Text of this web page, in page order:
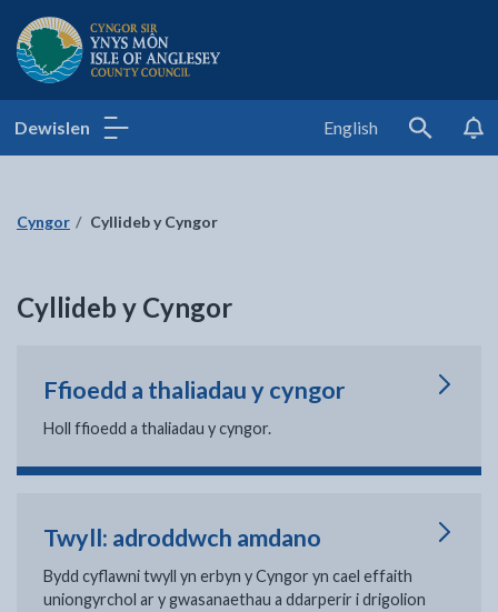
Cyngor Sir Ynys Môn
Dewislen English
Search
Cyngor Cyllideb y Cyngor
Cyllideb y Cyngor
Ffioedd a thaliadau y cyngor
Holl ffioedd a thaliadau y cyngor.
Twyll: adroddwch amdano
Bydd cyflawni twyll yn erbyn y Cyngor yn cael effaith
uniongyrchol ar y gwasanaethau a ddarperir i drigolion